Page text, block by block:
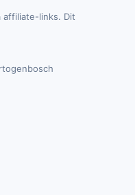
affiliate-links. Dit